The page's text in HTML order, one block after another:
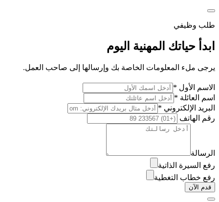
طلب وظيفي
ابدأ حياتك المهنية اليوم
يرجى ملء المعلومات الخاصة بك وإرسالها إلى صاحب العمل.
الاسم الأول *
اسم العائلة *
البريد الإلكتروني *
رقم الهاتف
الرسالة
رفع السيرة الذاتية
رفع خطاب التغطية
قدم الآن